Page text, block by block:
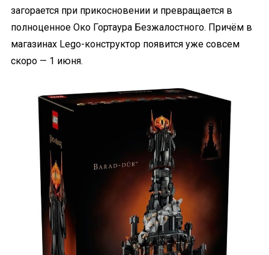
загорается при прикосновении и превращается в
полноценное Око Гортаура Безжалостного. Причём в
магазинах Lego-конструктор появится уже совсем
скоро — 1 июня.